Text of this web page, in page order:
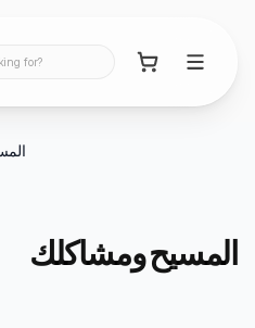
for?
المسيح ومشاكلك